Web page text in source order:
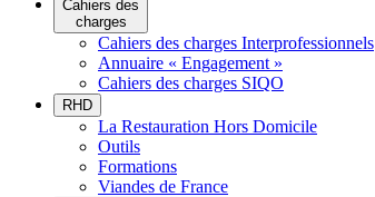
Cahiers des
charges
Cahiers des charges Interprofessionnels
Annuaire « Engagement »
Cahiers des charges SIQO
RHD
La Restauration Hors Domicile
Outils
Formations
Viandes de France